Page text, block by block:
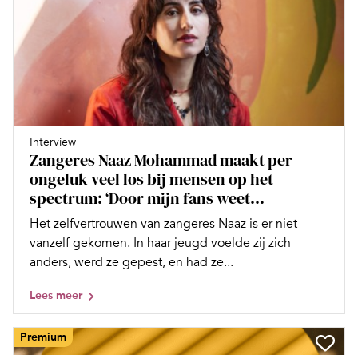
Interview
Zangeres Naaz Mohammad maakt per
ongeluk veel los bij mensen op het
spectrum: ‘Door mijn fans weet...
Het zelfvertrouwen van zangeres Naaz is er niet
vanzelf gekomen. In haar jeugd voelde zij zich
anders, werd ze gepest, en had ze...
Lees meer
Premium